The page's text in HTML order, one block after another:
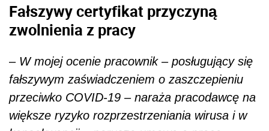
Fałszywy certyfikat przyczyną
zwolnienia z pracy
– W mojej ocenie pracownik – posługujący się
fałszywym zaświadczeniem o zaszczepieniu
przeciwko COVID-19 – naraża pracodawcę na
większe ryzyko rozprzestrzeniania wirusa i w